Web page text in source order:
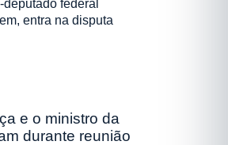
federal
entra na disputa
e o ministro da
durante reunião